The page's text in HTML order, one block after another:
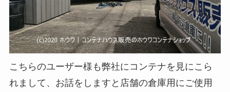
こちらのユーザー様も弊社にコンテナを見にこら
れまして、お話をしますと店舗の倉庫用にご使用